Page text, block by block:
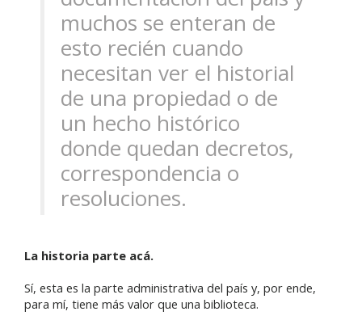
muchos se enteran de
esto recién cuando
necesitan ver el historial
de una propiedad o de
un hecho histórico
donde quedan decretos,
correspondencia o
resoluciones.
La historia parte acá.
Sí, esta es la parte administrativa del país y, por ende,
para mí, tiene más valor que una biblioteca.